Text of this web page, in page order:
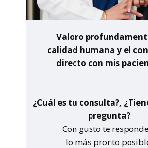
Valoro
calidad humana y el
directo con mis
¿Cuál es tu consulta?,
pregunta?
Con gusto te
lo más pronto